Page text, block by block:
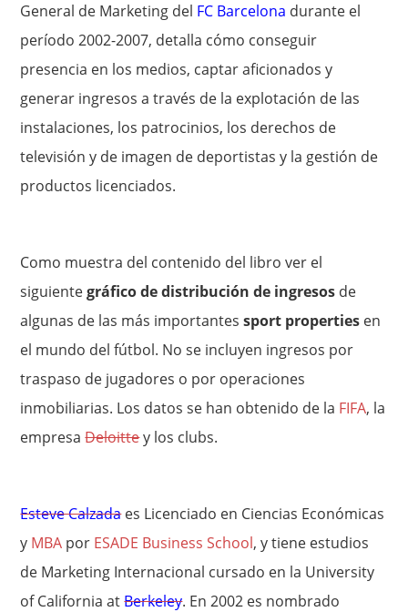
General de Marketing del FC Barcelona durante el
período 2002-2007, detalla cómo conseguir
presencia en los medios, captar aficionados y
generar ingresos a través de la explotación de las
instalaciones, los patrocinios, los derechos de
televisión y de imagen de deportistas y la gestión de
productos licenciados.
Como muestra del contenido del libro ver el
siguientegráfico de distribución de ingresos de
algunas de las más importantessport properties en
el mundo del fútbol. No se incluyen ingresos por
traspaso de jugadores o por operaciones
inmobiliarias. Los datos se han obtenido de la FIFA, la
empresaDeloittey los clubs.
Esteve Calzadaes Licenciado en Ciencias Económicas
y MBA por ESADE Business School, y tiene estudios
de Marketing Internacional cursado en la University
of California atBerkeley. En 2002 es nombrado